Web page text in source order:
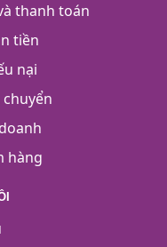
thanh toán
tiền
nại
hàng